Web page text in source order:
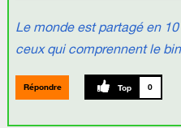
Le monde est partagé en
ceux qui comprennent le
Répondre 0